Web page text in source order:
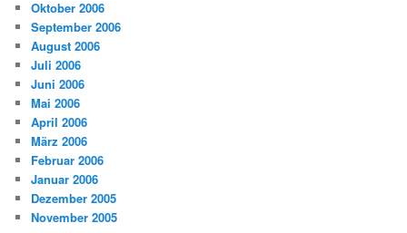
Oktober 2006
September 2006
August 2006
Juli 2006
Juni 2006
Mai 2006
April 2006
März 2006
Februar 2006
Januar 2006
Dezember 2005
November 2005